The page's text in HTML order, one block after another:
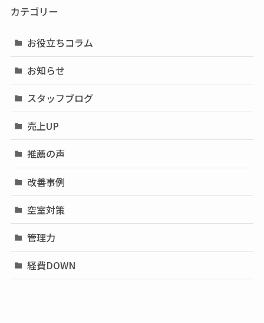
カテゴリー
お役立ちコラム
お知らせ
スタッフブログ
売上UP
推薦の声
改善事例
空室対策
管理力
経費DOWN